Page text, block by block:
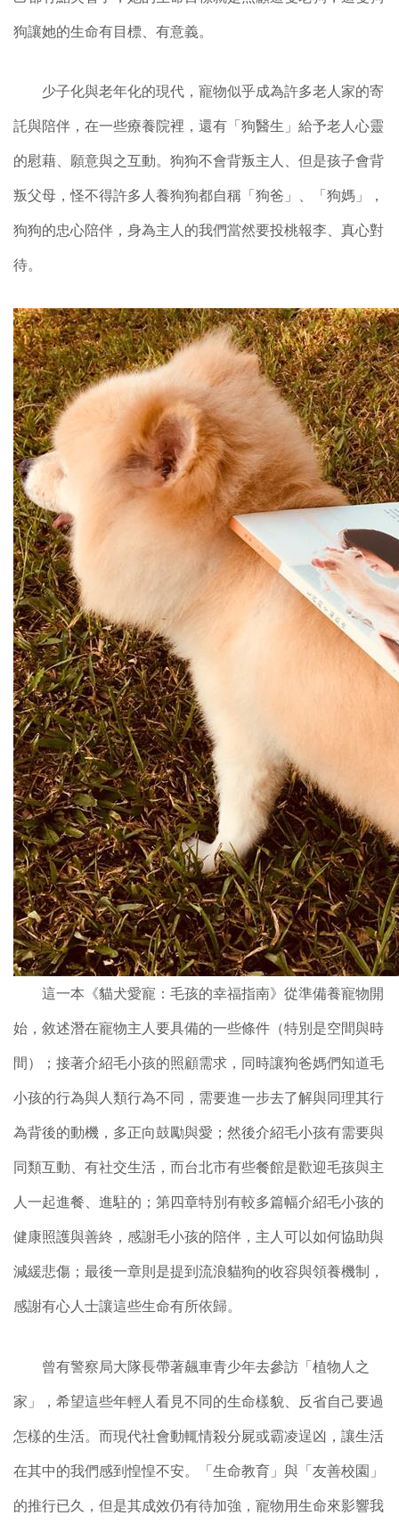
狗讓她的生命有目標、有意義。
少子化與老年化的現代，寵物似乎成為許多老人家的寄
託與陪伴，在一些療養院裡，還有「狗醫生」給予老人心靈
的慰藉、願意與之互動。狗狗不會背叛主人、但是孩子會背
叛父母，怪不得許多人養狗狗都自稱「狗爸」、「狗媽」，
狗狗的忠心陪伴，身為主人的我們當然要投桃報李、真心對
待。
這一本《貓犬愛寵：毛孩的幸福指南》從準備養寵物開
始，敘述潛在寵物主人要具備的一些條件（特別是空間與時
間）；接著介紹毛小孩的照顧需求，同時讓狗爸媽們知道毛
小孩的行為與人類行為不同，需要進一步去了解與同理其行
為背後的動機，多正向鼓勵與愛；然後介紹毛小孩有需要與
同類互動、有社交生活，而台北市有些餐館是歡迎毛孩與主
人一起進餐、進駐的；第四章特別有較多篇幅介紹毛小孩的
健康照護與善終，感謝毛小孩的陪伴，主人可以如何協助與
減緩悲傷；最後一章則是提到流浪貓狗的收容與領養機制，
感謝有心人士讓這些生命有所依歸。
曾有警察局大隊長帶著飆車青少年去參訪「植物人之
家」，希望這些年輕人看見不同的生命樣貌、反省自己要過
怎樣的生活。而現代社會動輒情殺分屍或霸凌逞凶，讓生活
在其中的我們感到惶惶不安。「生命教育」與「友善校園」
的推行已久，但是其成效仍有待加強，寵物用生命來影響我